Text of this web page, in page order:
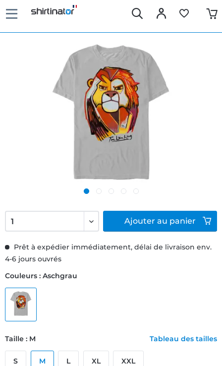
Prêt à expédier immédiatement, délai de livraison env.
4-6 jours ouvrés
Couleurs : Aschgrau
Taille : M Tableau des tailles
S M L XL XXL
Ajouter au panier